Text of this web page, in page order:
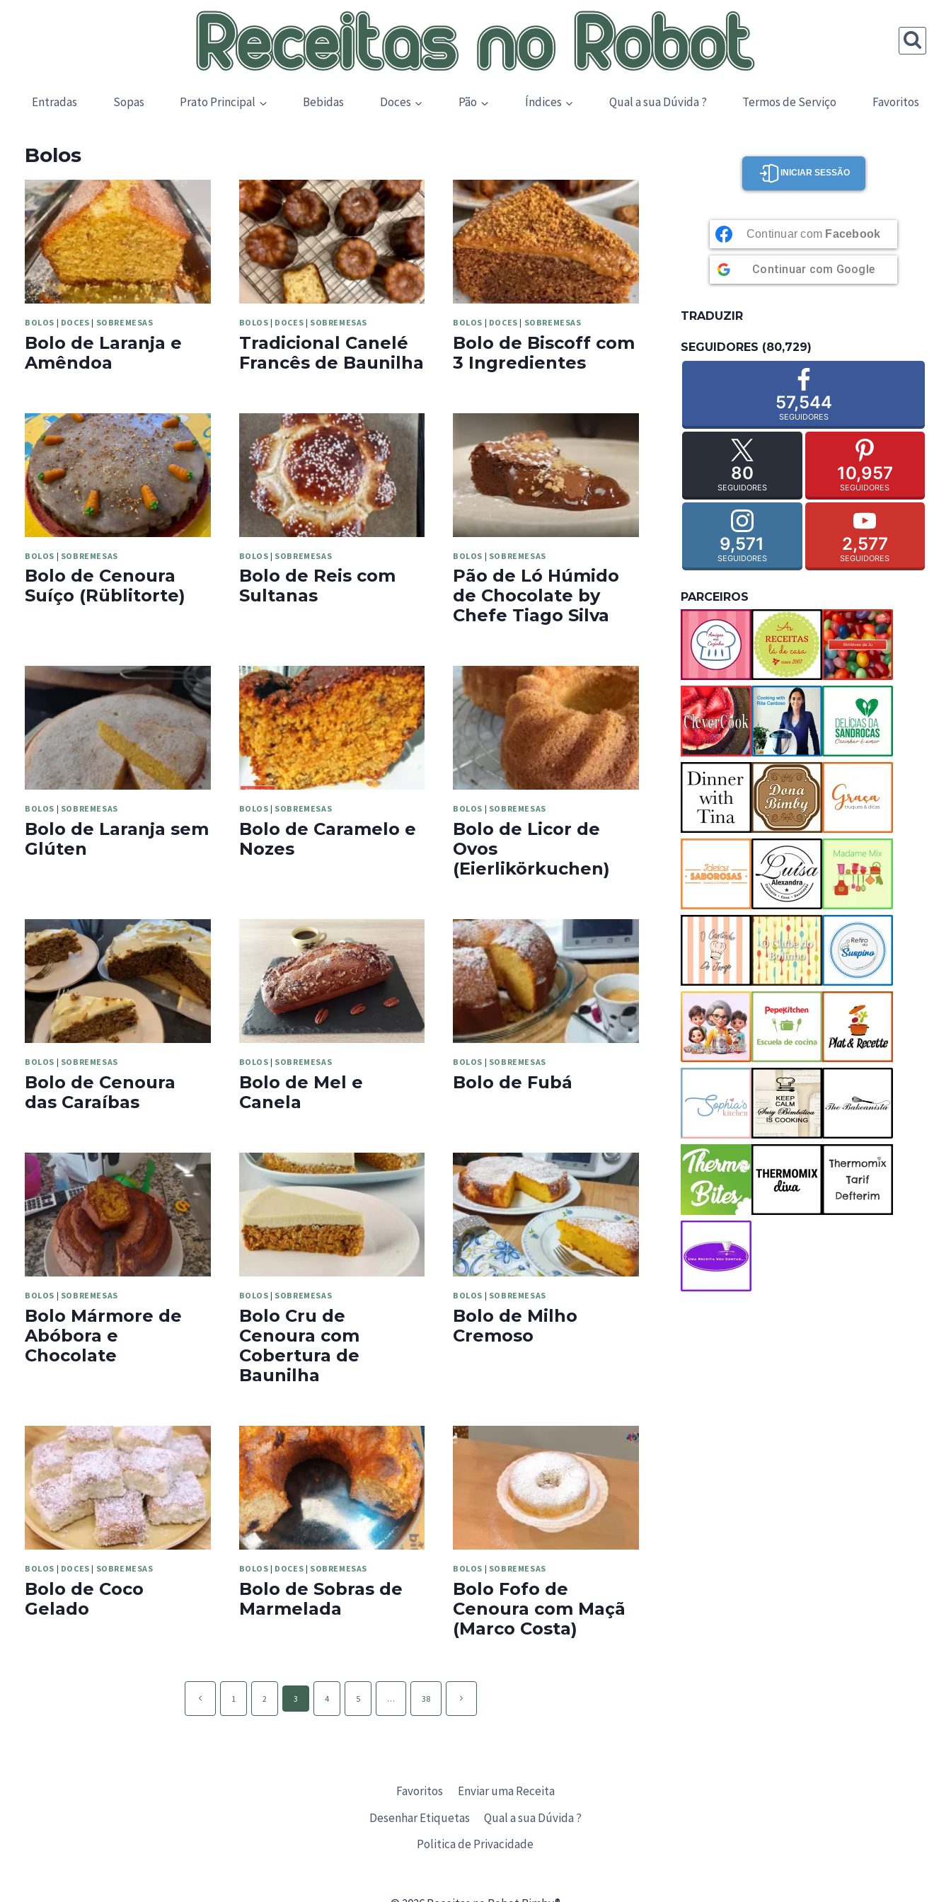
Entradas Sopas Prato Principal Bebidas Doces Pão Índices Qual a sua Dúvida ? Termos de Serviço Favoritos
Bolos
BOLOS | DOCES | SOBREMESAS
Bolo de Laranja e
Amêndoa
BOLOS | DOCES | SOBREMESAS
Tradicional Canelé
Francês de Baunilha
BOLOS | DOCES | SOBREMESAS
Bolo de Biscoff com
3 Ingredientes
BOLOS | SOBREMESAS
Bolo de Cenoura
Suíço (Rüblitorte)
BOLOS | SOBREMESAS
Bolo de Reis com
Sultanas
BOLOS | SOBREMESAS
Pão de Ló Húmido
de Chocolate by
Chefe Tiago Silva
BOLOS | SOBREMESAS
Bolo de Laranja sem
Glúten
BOLOS | SOBREMESAS
Bolo de Caramelo e
Nozes
BOLOS | SOBREMESAS
Bolo de Licor de
Ovos
(Eierlikörkuchen)
BOLOS | SOBREMESAS
Bolo de Cenoura
das Caraíbas
BOLOS | SOBREMESAS
Bolo de Mel e
Canela
BOLOS | SOBREMESAS
Bolo de Fubá
BOLOS | SOBREMESAS
Bolo Mármore de
Abóbora e
Chocolate
BOLOS | SOBREMESAS
Bolo Cru de
Cenoura com
Cobertura de
Baunilha
BOLOS | SOBREMESAS
Bolo de Milho
Cremoso
BOLOS | DOCES | SOBREMESAS
Bolo de Coco
Gelado
BOLOS | DOCES | SOBREMESAS
Bolo de Sobras de
Marmelada
BOLOS | SOBREMESAS
Bolo Fofo de
Cenoura com Maçã
(Marco Costa)
Página
anterior
1 2 3 4 5 … 38
Página
seguinte
INICIAR SESSÃO
Continuar com Facebook
Continuar com Google
TRADUZIR
SEGUIDORES (80,729)
57,544
SEGUIDORES
80
SEGUIDORES
10,957
SEGUIDORES
9,571
SEGUIDORES
2,577
SEGUIDORES
PARCEIROS
Favoritos
Enviar uma Receita
Desenhar Etiquetas
Qual a sua Dúvida ?
Politica de Privacidade